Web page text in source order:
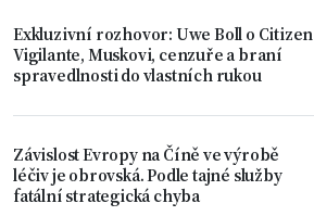
Exkluzivní rozhovor: Uwe Boll o Citizen
Vigilante, Muskovi, cenzuře a braní
spravedlnosti do vlastních rukou
Závislost Evropy na Číně ve výrobě
léčiv je obrovská. Podle tajné služby
fatální strategická chyba